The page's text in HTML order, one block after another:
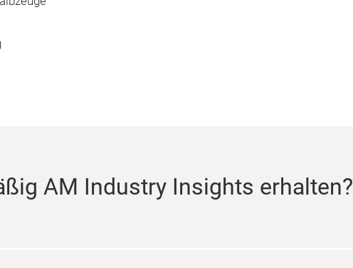
AM Industry Insights erhalten?